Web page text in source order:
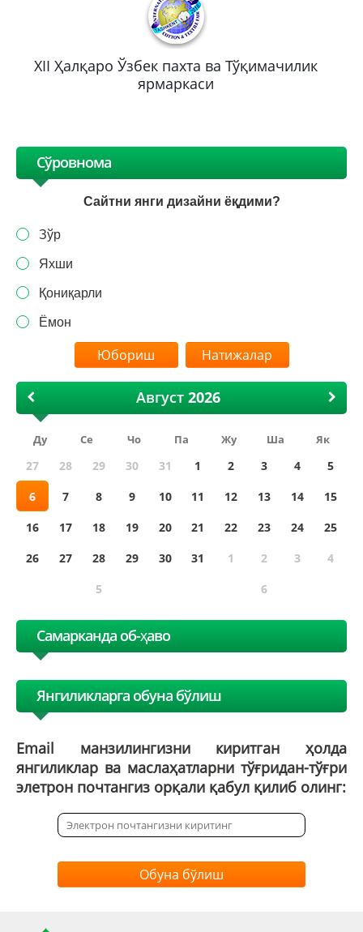
XII Ҳалқаро Ўзбек пахта ва Тўқимачилик
ярмаркаси
Сўровнома
Сайтни янги дизайни ёқдими?
Зўр
Яхши
Қониқарли
Ёмон
Натижалар
Август
Ду Се Чо Па Жу Ша Як
27 28 29 30 31 1 2 3 4
5
6
7 8 9 10 11 12 13 14
15
16
17 18 19 20 21 22 23 24
25
26
27 28 29 30 31 1 2 3
4
5
6
Самарканда об-ҳаво
Янгиликларга обуна бўлиш
Email манзилингизни киритган ҳолда
янгиликлар ва маслаҳатларни тўғридан-тўғри
элетрон почтангиз орқали қабул қилиб олинг:
Обуна бўлиш